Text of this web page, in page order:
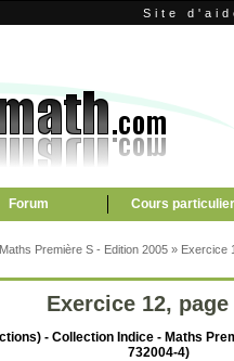
Site
Forum Cours
Première S - Edition 2005 » Exercice
Exercice 12, page
- Collection Indice - Maths
732004-4)